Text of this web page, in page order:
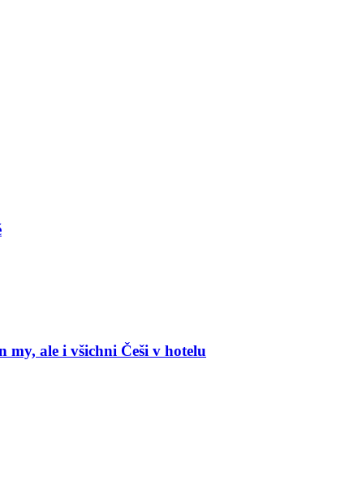
my, ale i všichni Češi v hotelu